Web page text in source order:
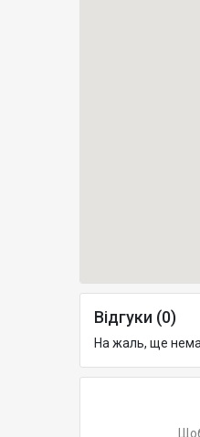
Відгуки (0)
На жаль, ще немає